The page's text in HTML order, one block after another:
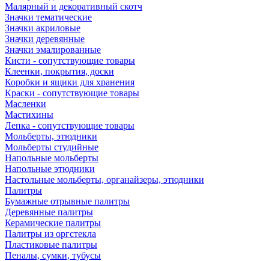
Малярный и декоративный скотч
Значки тематические
Значки акриловые
Значки деревянные
Значки эмалированные
Кисти - сопутствующие товары
Клеенки, покрытия, доски
Коробки и ящики для хранения
Краски - сопутствующие товары
Масленки
Мастихины
Лепка - сопутствующие товары
Мольберты, этюдники
Мольберты студийные
Напольные мольберты
Напольные этюдники
Настольные мольберты, органайзеры, этюдники
Палитры
Бумажные отрывные палитры
Деревянные палитры
Керамические палитры
Палитры из оргстекла
Пластиковые палитры
Пеналы, сумки, тубусы